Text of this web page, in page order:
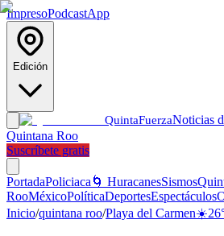
ImpresoPodcastApp
Edición
QuintaFuerzaNoticias
Quintana Roo
Suscríbete gratis
PortadaPoliciaca 🌀 HuracanesSismos
RooMéxicoPolíticaDeportesEspectáculos
Inicio/quintana roo/Playa del Carmen☀️26